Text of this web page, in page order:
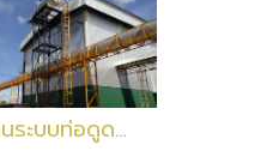
งานระบบท่อดูดอากาศ จ.เลย